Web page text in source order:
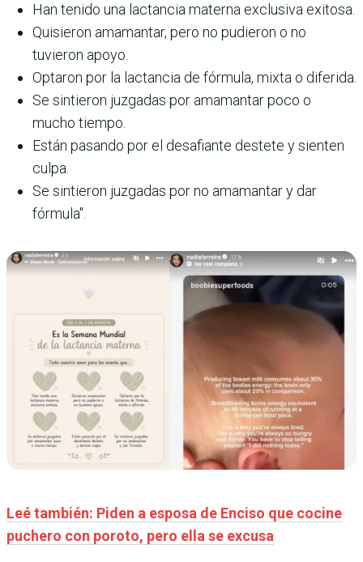
Han tenido una lactancia materna exclusiva exitosa.
Quisieron amamantar, pero no pudieron o no
tuvieron apoyo.
Optaron por la lactancia de fórmula, mixta o diferida.
Se sintieron juzgadas por amamantar poco o
mucho tiempo.
Están pasando por el desafiante destete y sienten
culpa.
Se sintieron juzgadas por no amamantar y dar
fórmula".
Leé también: Piden a esposa de Enciso que cocine
puchero con poroto, pero ella se excusa